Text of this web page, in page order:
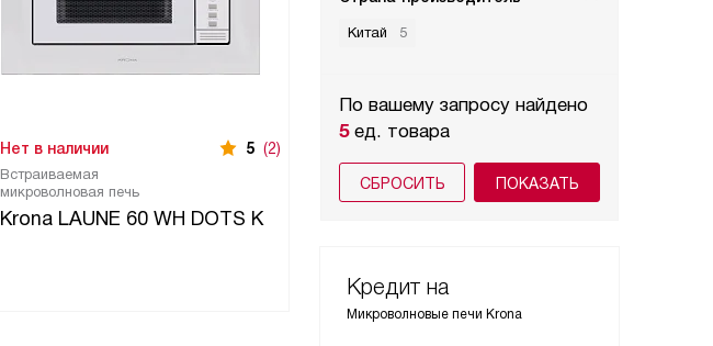
Китай 5
По вашему запросу найдено
5ед. товара
СБРОСИТЬ
Кредит на
Микроволновые печи Krona
Нет в наличии 5 (2)
Встраиваемая
микроволновая печь
Krona LAUNE 60 WH DOTS K
Встраиваемая
микроволновая печь